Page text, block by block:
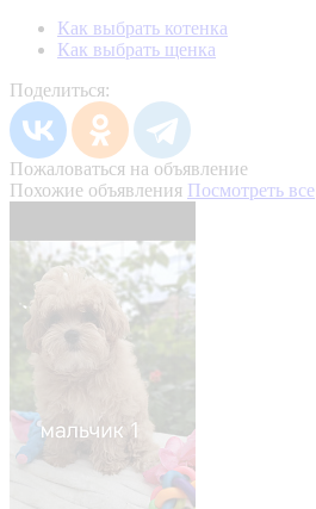
Как выбрать котенка
Как выбрать щенка
Поделиться:
Пожаловаться на объявление
Похожие объявления Посмотреть все